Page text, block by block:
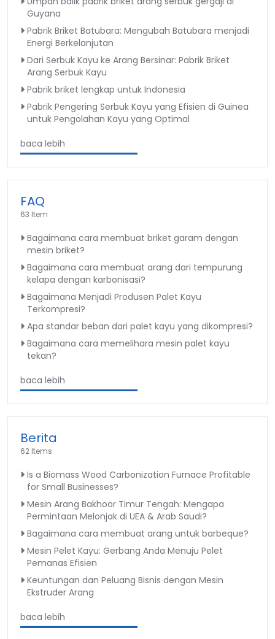
Guyana
Pabrik Briket Batubara: Mengubah Batubara menjadi
Energi Berkelanjutan
Dari Serbuk Kayu ke Arang Bersinar: Pabrik Briket
Arang Serbuk Kayu
Pabrik briket lengkap untuk Indonesia
Pabrik Pengering Serbuk Kayu yang Efisien di Guinea
untuk Pengolahan Kayu yang Optimal
baca lebih
FAQ
63 Item
Bagaimana cara membuat briket garam dengan
mesin briket?
Bagaimana cara membuat arang dari tempurung
kelapa dengan karbonisasi?
Bagaimana Menjadi Produsen Palet Kayu
Terkompresi?
Apa standar beban dari palet kayu yang dikompresi?
Bagaimana cara memelihara mesin palet kayu
tekan?
baca lebih
Berita
62 Items
Is a Biomass Wood Carbonization Furnace Profitable
for Small Businesses?
Mesin Arang Bakhoor Timur Tengah: Mengapa
Permintaan Melonjak di UEA & Arab Saudi?
Bagaimana cara membuat arang untuk barbeque?
Mesin Pelet Kayu: Gerbang Anda Menuju Pelet
Pemanas Efisien
Keuntungan dan Peluang Bisnis dengan Mesin
Ekstruder Arang
baca lebih